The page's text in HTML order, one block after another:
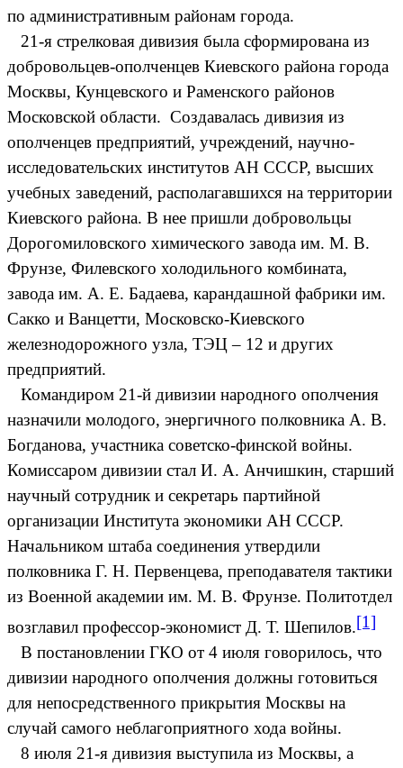
по административным районам города.
21-я стрелковая дивизия была сформирована из
добровольцев-ополченцев Киевского района города
Москвы, Кунцевского и Раменского районов
Московской области. Создавалась дивизия из
ополченцев предприятий, учреждений, научно-
исследовательских институтов АН СССР, высших
учебных заведений, располагавшихся на территории
Киевского района. В нее пришли добровольцы
Дорогомиловского химического завода им. М. В.
Фрунзе, Филевского холодильного комбината,
завода им. А. Е. Бадаева, карандашной фабрики им.
Сакко и Ванцетти, Московско-Киевского
железнодорожного узла, ТЭЦ – 12 и других
предприятий.
Командиром 21-й дивизии народного ополчения
назначили молодого, энергичного полковника А. В.
Богданова, участника советско-финской войны.
Комиссаром дивизии стал И. А. Анчишкин, старший
научный сотрудник и секретарь партийной
организации Института экономики АН СССР.
Начальником штаба соединения утвердили
полковника Г. Н. Первенцева, преподавателя тактики
из Военной академии им. М. В. Фрунзе. Политотдел
возглавил профессор-экономист Д. Т. Шепилов.[1]
В постановлении ГКО от 4 июля говорилось, что
дивизии народного ополчения должны готовиться
для непосредственного прикрытия Москвы на
случай самого неблагоприятного хода войны.
8 июля 21-я дивизия выступила из Москвы, а